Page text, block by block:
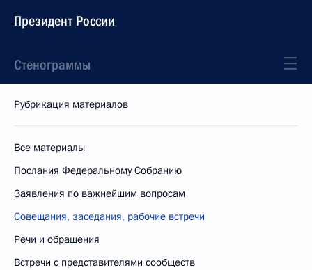
Президент России
Стенограммы
Рубрикация материалов
Все материалы
Послания Федеральному Собранию
Заявления по важнейшим вопросам
Совещания, заседания, рабочие встречи
Речи и обращения
Встречи с представителями сообществ